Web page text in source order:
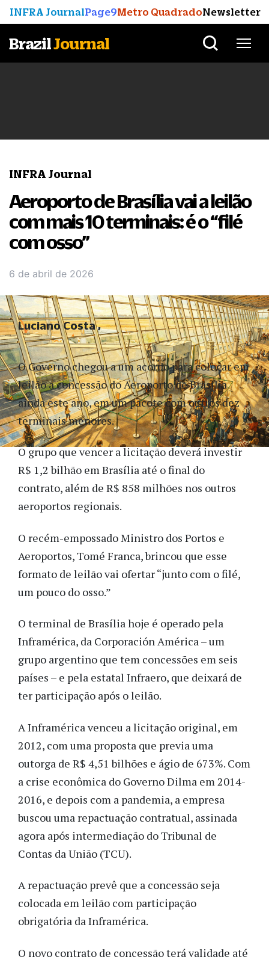
INFRA JournalPage9Metro QuadradoNewsletter
BrazilJournal
INFRA Journal
Aeroporto de Brasília vai a leilão
com mais 10 terminais: é o “filé
com osso”
6 de abril de 2026
O Governo chegou a um acordo para colocar em
leilão a concessão do Aeroporto de Brasília
ainda este ano, em um pacote com outros dez
terminais menores.
O grupo que vencer a licitação deverá investir
R$ 1,2 bilhão em Brasília até o final do
contrato, além de R$ 858 milhões nos outros
aeroportos regionais.
O recém-empossado Ministro dos Portos e
Aeroportos, Tomé Franca, brincou que esse
formato de leilão vai ofertar “junto com o filé,
um pouco do osso.”
O terminal de Brasília hoje é operado pela
Inframérica, da Corporación América – um
grupo argentino que tem concessões em seis
países – e pela estatal Infraero, que deixará de
ter participação após o leilão.
A Inframérica venceu a licitação original, em
2012, com uma proposta que previa uma
outorga de R$ 4,51 bilhões e ágio de 673%. Com
a crise econômica do Governo Dilma em 2014-
2016, e depois com a pandemia, a empresa
buscou uma repactuação contratual, assinada
agora após intermediação do Tribunal de
Contas da União (TCU).
A repactuação prevê que a concessão seja
colocada em leilão com participação
obrigatória da Inframérica.
O novo contrato de concessão terá validade até
Luciano Costa